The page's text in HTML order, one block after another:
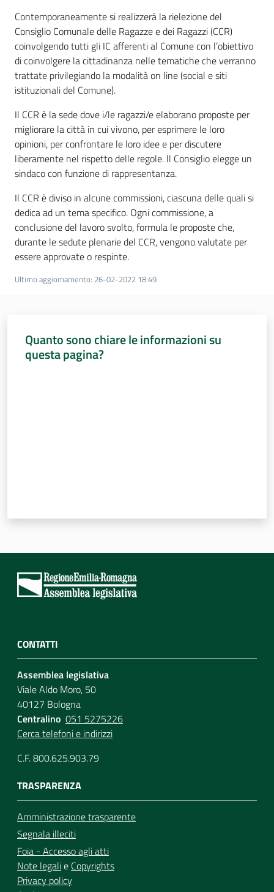
Assemblea
legislativa
Assemblea
Attività
Argomenti
Per i cittadini
Contemporaneamente si realizzerà la rielezione del
Consiglio Comunale delle Ragazze e dei Ragazzi (CCR)
coinvolgendo tutti gli IC afferenti al Comune con l’obiettivo
di coinvolgere la cittadinanza nelle tematiche che verranno
trattate privilegiando la modalità on line (social e siti
istituzionali del Comune).
Il CCR è la sede dove i/le ragazzi/e elaborano proposte per
migliorare la città in cui vivono, per esprimere le loro
opinioni, per confrontare le loro idee e per discutere
liberamente nel rispetto delle regole. ll Consiglio elegge un
sindaco con funzione di rappresentanza.
Il CCR è diviso in alcune commissioni, ciascuna delle quali si
dedica ad un tema specifico. Ogni commissione, a
conclusione del lavoro svolto, formula le proposte che,
durante le sedute plenarie del CCR, vengono valutate per
essere approvate o respinte.
Ultimo aggiornamento: 26-02-2022 18:49
Quanto sono chiare le informazioni su
questa pagina?
CONTATTI
Assemblea legislativa
Viale Aldo Moro, 50
40127 Bologna
Centralino 051 5275226
Cerca telefoni e indirizzi
C.F. 800.625.903.79
TRASPARENZA
Amministrazione trasparente
Segnala illeciti
Foia - Accesso agli atti
Note legalie Copyrights
Privacy policy